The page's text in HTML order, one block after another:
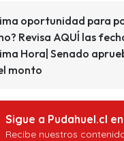
oportunidad para
Revisa AQUÍ las
Hora| Senado
monto
Sigue a Pudahuel.cl
Recibe nuestros